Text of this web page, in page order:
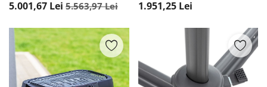
5.001,67 Lei 5.563,97Lei 1.951,25 Lei